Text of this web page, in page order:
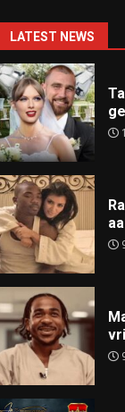
LATEST NEWS